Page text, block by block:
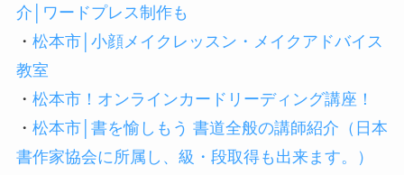
介│ワードプレス制作も
・ 松本市│小顔メイクレッスン・メイクアドバイス
教室
・ 松本市！オンラインカードリーディング講座！
・ 松本市│書を愉しもう 書道全般の講師紹介（日本
書作家協会に所属し、級・段取得も出来ます。）